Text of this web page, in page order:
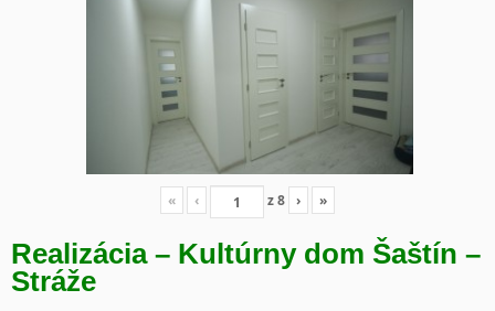
« ‹ z8 › »
Realizácia – Kultúrny dom Šaštín –
Stráže